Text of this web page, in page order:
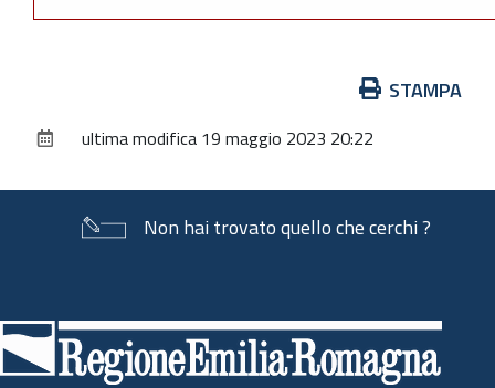
documento
STAMPA
ultima modifica 19 maggio 2023 20:22
Non hai trovato quello che cerchi ?
di
pagina